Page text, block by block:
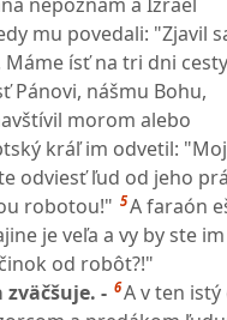
mu povedali: "Zjavil
Máme ísť na tri dni
Pánovi, nášmu Bohu,
morom alebo
kráľ im odvetil:
odviesť ľud od jeho
robotou!" 5A faraón
je veľa a vy by ste im
od robôt?!"
- 6A v ten istý